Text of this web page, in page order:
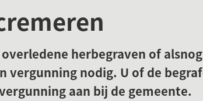
navigeren
pijl
omhoog
en
herbegraven of
vergunning nodig. U of de
aan bij de gemeente.